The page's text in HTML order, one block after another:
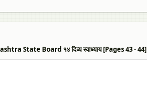
Board १४ दिव्य स्वाध्याय [Pages 43 - 44]